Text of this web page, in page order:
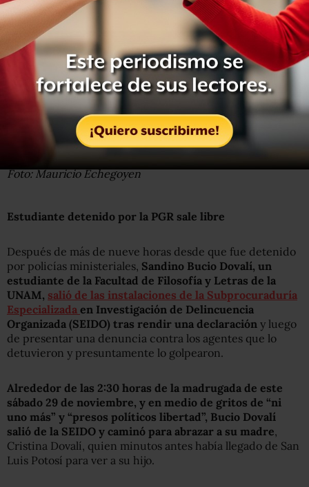
Foto: Mauricio Echegoyen
Estudiante detenido por la PGR sale libre
Después de más de nueve horas desde que fue detenido
por policías ministeriales, Sandino Bucio Dovalí, un
estudiante de la Facultad de Filosofía y Letras de la
UNAM, salió de las instalaciones de la Subprocuraduría
Especializada en Investigación de Delincuencia
Organizada (SEIDO) tras rendir una declaración y luego
de presentar una denuncia contra los agentes que lo
detuvieron y presuntamente lo golpearon.
Alrededor de las 2:30 horas de la madrugada de este
sábado 29 de noviembre, y en medio de gritos de “ni
uno más” y “presos políticos libertad”, Bucio Dovalí
salió de la SEIDO y caminó para abrazar a su madre
Cristina Dovalí, quien minutos antes había llegado de San
Luis Potosí para ver a su hijo.